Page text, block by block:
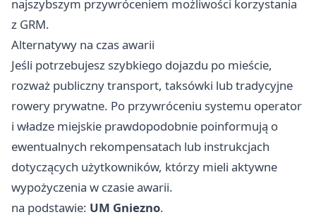
najszybszym przywróceniem możliwości korzystania
z GRM.
Alternatywy na czas awarii
Jeśli potrzebujesz szybkiego dojazdu po mieście,
rozważ publiczny transport, taksówki lub tradycyjne
rowery prywatne. Po przywróceniu systemu operator
i władze miejskie prawdopodobnie poinformują o
ewentualnych rekompensatach lub instrukcjach
dotyczących użytkowników, którzy mieli aktywne
wypożyczenia w czasie awarii.
na podstawie: UM Gniezno.